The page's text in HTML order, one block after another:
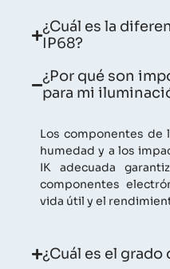
¿Cuál es la
IP68?
¿Por qué son
para mi
Los componentes de
humedad y a los
IK adecuada
componentes
vida útil y el
¿Cuál es el